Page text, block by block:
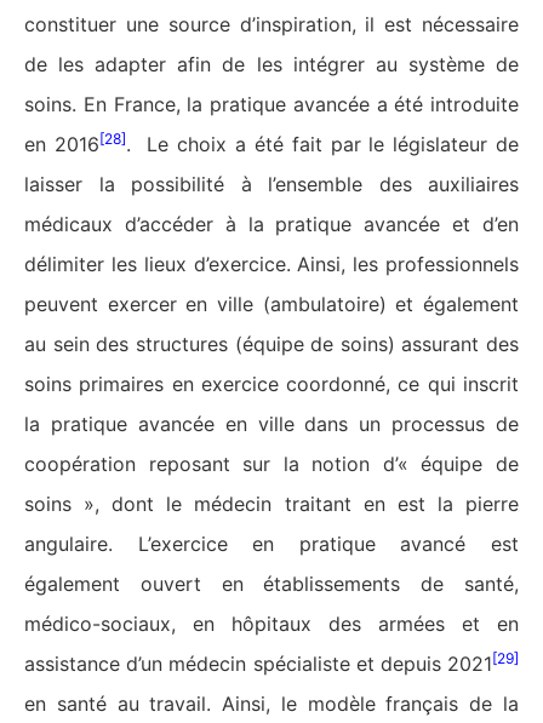
constituer une source d’inspiration, il est nécessaire
de les adapter afin de les intégrer au système de
soins. En France, la pratique avancée a été introduite
en 2016[28]. Le choix a été fait par le législateur de
laisser la possibilité à l’ensemble des auxiliaires
médicaux d’accéder à la pratique avancée et d’en
délimiter les lieux d’exercice. Ainsi, les professionnels
peuvent exercer en ville (ambulatoire) et également
au sein des structures (équipe de soins) assurant des
soins primaires en exercice coordonné, ce qui inscrit
la pratique avancée en ville dans un processus de
coopération reposant sur la notion d’« équipe de
soins », dont le médecin traitant en est la pierre
angulaire. L’exercice en pratique avancé est
également ouvert en établissements de santé,
médico-sociaux, en hôpitaux des armées et en
assistance d’un médecin spécialiste et depuis 2021[29]
en santé au travail. Ainsi, le modèle français de la